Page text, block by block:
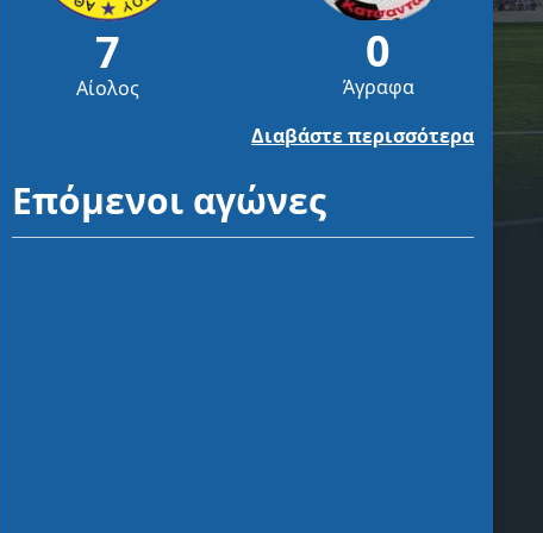
7
Αίολος
0
Άγραφα
Διαβάστε περισσότερα
Επόμενοι αγώνες